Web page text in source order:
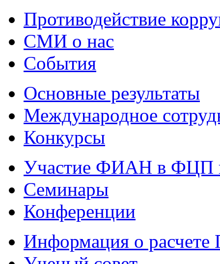
Противодействие
СМИ о нас
События
Основные результаты
Международное
Конкурсы
Участие ФИАН в ФЦП
Семинары
Конференции
Информация о